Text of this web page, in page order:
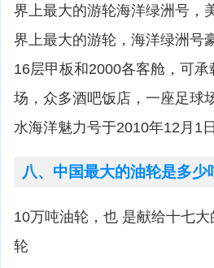
界上最大的游轮海洋绿洲号，
界上最大的游轮，海洋绿洲号
16层甲板和2000各客舱，可
场，众多酒吧饭店，一座足球
水海洋魅力号于2010年12月1
八、中国最大的油轮是多少
10万吨油轮，也 是献给十七
轮